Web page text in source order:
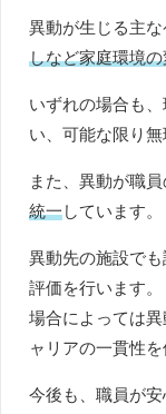
異動が生じる主な
しなど家庭環境
いずれの場合も
い、可能な限り
また、異動が職
統一しています。
異動先の施設で
評価を行います。
場合によっては
ャリアの一貫性を
今後も、職員が